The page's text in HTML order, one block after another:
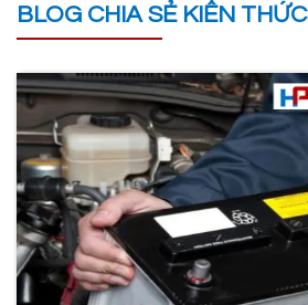
BLOG CHIA SẺ KIẾN THỨC